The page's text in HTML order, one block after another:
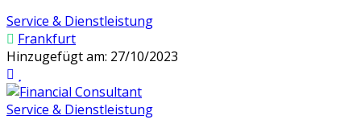
Service & Dienstleistung
Frankfurt
Hinzugefügt am: 27/10/2023
Service & Dienstleistung